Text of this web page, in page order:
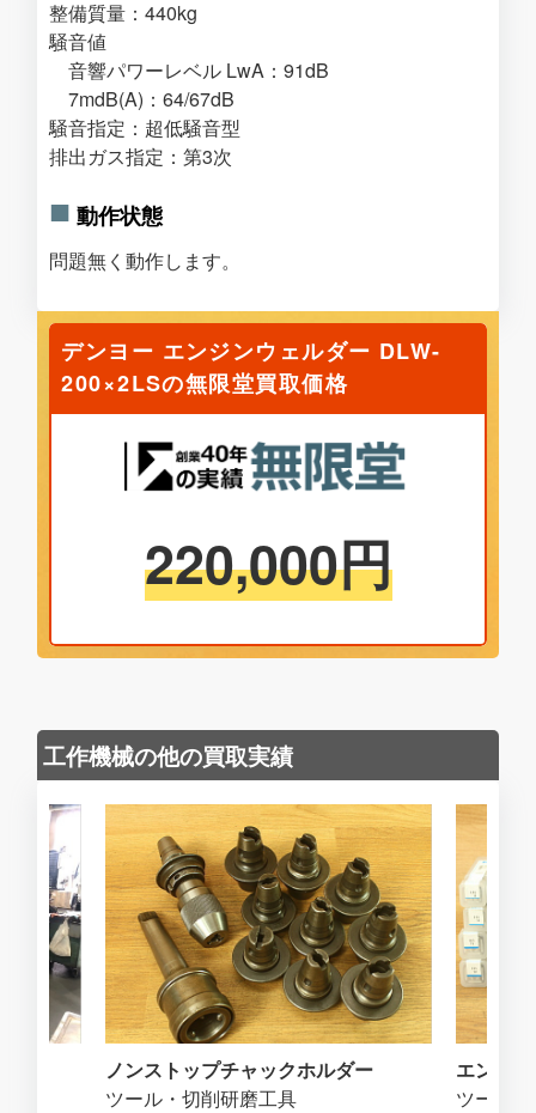
整備質量：440kg
騒音値
音響パワーレベル LwA：91dB
7mdB(A)：64/67dB
騒音指定：超低騒音型
排出ガス指定：第3次
動作状態
問題無く動作します。
デンヨー エンジンウェルダー DLW-
200×2LSの無限堂買取価格
220,000円
工作機械の他の買取実績
ノンストップチャックホルダー
ツール・切削研磨工具
エンド
ツール